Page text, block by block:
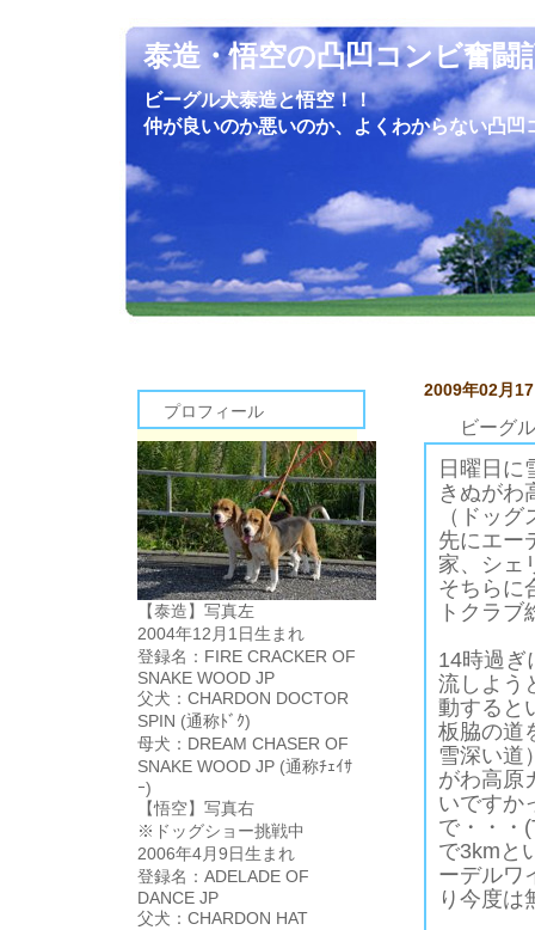
泰造・悟空の凸凹コンビ奮闘
ビーグル犬泰造と悟空！！
仲が良いのか悪いのか、よくわからない凸凹
プロフィール
【泰造】写真左
2004年12月1日生まれ
登録名：FIRE CRACKER OF
SNAKE WOOD JP
父犬：CHARDON DOCTOR
SPIN (通称ﾄﾞｸ)
母犬：DREAM CHASER OF
SNAKE WOOD JP (通称ﾁｪｲｻ
ｰ)
【悟空】写真右
※ドッグショー挑戦中
2006年4月9日生まれ
登録名：ADELADE OF
DANCE JP
父犬：CHARDON HAT
2009年02月
ビーグ
日曜日に
きぬがわ
（ドッ
先にエー
家、シェ
そちらに
トクラ
14時過ぎ
流しよう
動すると
板脇の道
雪深い道
がわ高原
いですか
で・・・
で3kmと
ーデルワ
り今度は